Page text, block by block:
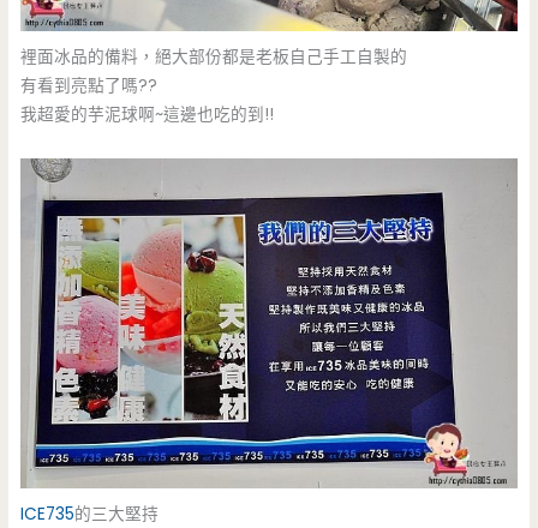
裡面冰品的備料，絕大部份都是老板自己手工自製的
有看到亮點了嗎??
我超愛的芋泥球啊~這邊也吃的到!!
ICE735的三大堅持